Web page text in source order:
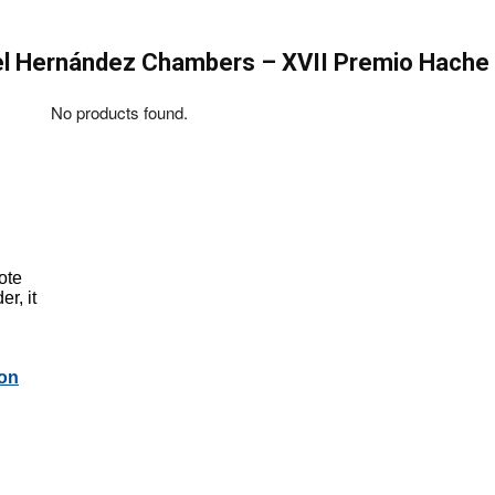
Hernández Chambers – XVII Premio Hache
No products found.